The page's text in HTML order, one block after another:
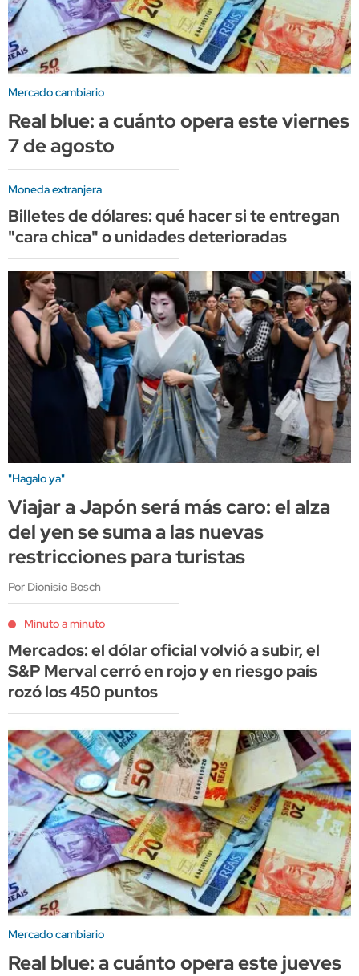
Mercado cambiario
Real blue: a cuánto opera este viernes
7 de agosto
Moneda extranjera
Billetes de dólares: qué hacer si te entregan
"cara chica" o unidades deterioradas
"Hagalo ya"
Viajar a Japón será más caro: el alza
del yen se suma a las nuevas
restricciones para turistas
Por Dionisio Bosch
Minuto a minuto
Mercados: el dólar oficial volvió a subir, el
S&P Merval cerró en rojo y en riesgo país
rozó los 450 puntos
Mercado cambiario
Real blue: a cuánto opera este jueves